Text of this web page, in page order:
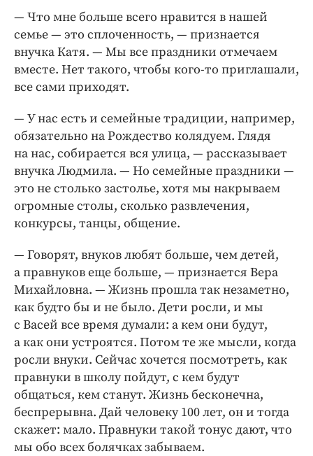
— Что мне больше всего нравится в нашей
семье — это сплоченность, — признается
внучка Катя. — Мы все праздники отмечаем
вместе. Нет такого, чтобы кого-то приглашали,
все сами приходят.
— У нас есть и семейные традиции, например,
обязательно на Рождество колядуем. Глядя
на нас, собирается вся улица, — рассказывает
внучка Людмила. — Но семейные праздники —
это не столько застолье, хотя мы накрываем
огромные столы, сколько развлечения,
конкурсы, танцы, общение.
— Говорят, внуков любят больше, чем детей,
а правнуков еще больше, — признается Вера
Михайловна. — Жизнь прошла так незаметно,
как будто бы и не было. Дети росли, и мы
с Васей все время думали: а кем они будут,
а как они устроятся. Потом те же мысли, когда
росли внуки. Сейчас хочется посмотреть, как
правнуки в школу пойдут, с кем будут
общаться, кем станут. Жизнь бесконечна,
беспрерывна. Дай человеку 100 лет, он и тогда
скажет: мало. Правнуки такой тонус дают, что
мы обо всех болячках забываем.